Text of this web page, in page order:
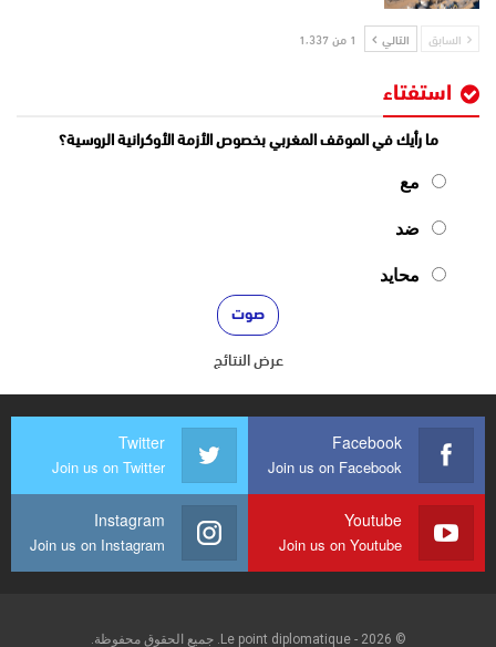
السابق التالي 1 من 1٬337
استفتاء
ما رأيك في الموقف المغربي بخصوص الأزمة الأوكرانية الروسية؟
مع
ضد
محايد
عرض النتائج
Facebook
Join us on Facebook
Twitter
Join us on Twitter
Youtube
Join us on Youtube
Instagram
Join us on Instagram
© 2026 - Le point diplomatique. جميع الحقوق محفوظة.